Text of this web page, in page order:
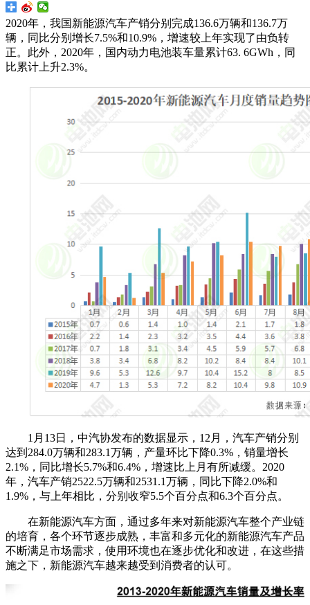
2020年，我国新能源汽车产销分别完成136.6万辆和136.7万
辆，同比分别增长7.5%和10.9%，增速较上年实现了由负转
正。此外，2020年，国内动力电池装车量累计63. 6GWh，同
比累计上升2.3%。
1月13日，中汽协发布的数据显示，12月，汽车产销分别
达到284.0万辆和283.1万辆，产量环比下降0.3%，销量增长
2.1%，同比增长5.7%和6.4%，增速比上月有所减缓。2020
年，汽车产销2522.5万辆和2531.1万辆，同比下降2.0%和
1.9%，与上年相比，分别收窄5.5个百分点和6.3个百分点。
在新能源汽车方面，通过多年来对新能源汽车整个产业链
的培育，各个环节逐步成熟，丰富和多元化的新能源汽车产品
不断满足市场需求，使用环境也在逐步优化和改进，在这些措
施之下，新能源汽车越来越受到消费者的认可。